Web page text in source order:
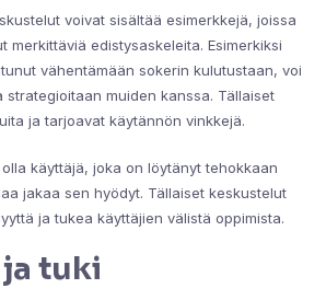
voivat sisältää esimerkkejä, joissa
merkittäviä edistysaskeleita. Esimerkiksi
vähentämään sokerin kulutustaan, voi
strategioitaan muiden kanssa. Tällaiset
ja tarjoavat käytännön vinkkejä.
käyttäjä, joka on löytänyt tehokkaan
jakaa sen hyödyt. Tällaiset keskustelut
ja tukea käyttäjien välistä oppimista.
tuki